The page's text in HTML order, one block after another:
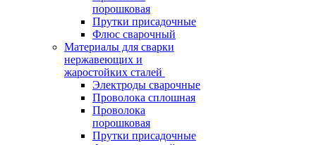
порошковая
Прутки присадочные
Флюс сварочный
Материалы для сварки
нержавеющих и
жаростойких сталей
Электроды сварочные
Проволока сплошная
Проволока
порошковая
Прутки присадочные